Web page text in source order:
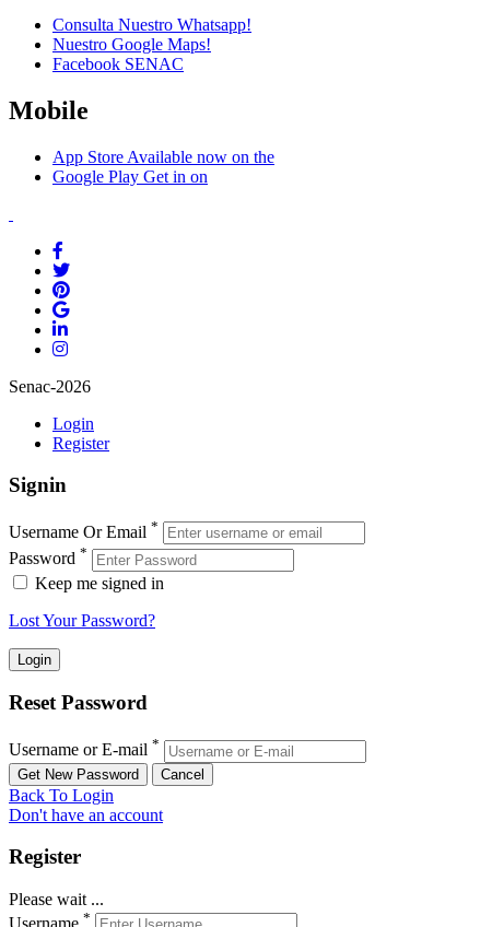
Consulta Nuestro Whatsapp!
Nuestro Google Maps!
Facebook SENAC
Mobile
App Store Available now on the
Google Play Get in on
Senac-2026
Login
Register
Signin
Username Or Email *
Password *
Keep me signed in
Lost Your Password?
Reset Password
Username or E-mail *
Back To Login
Don't have an account
Register
Please wait ...
*